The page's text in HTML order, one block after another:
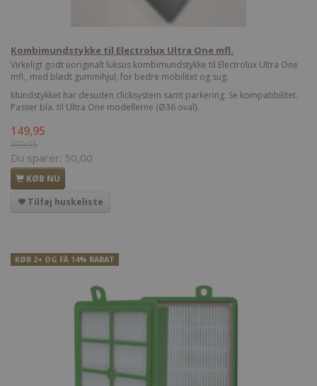
Kombimundstykke til Electrolux Ultra One mfl.
Virkeligt godt uoriginalt luksus kombimundstykke til Electrolux Ultra One
mfl., med blødt gummihjul, for bedre mobilitet og sug.
Mundstykket har desuden clicksystem samt parkering. Se kompatibilitet.
Passer bla. til Ultra One modellerne (Ø36 oval).
149,95
199,95
Du sparer: 50,00
KØB NU
Tilføj huskeliste
KØB 2+ OG FÅ 14% RABAT